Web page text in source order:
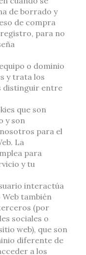
de borrado y
de compra
para no
o dominio
y trata los
distinguir entre
que son
y son
para el
La
para
y tu
interactúa
también
(por
sociales o
web), que son
diferente de
a los